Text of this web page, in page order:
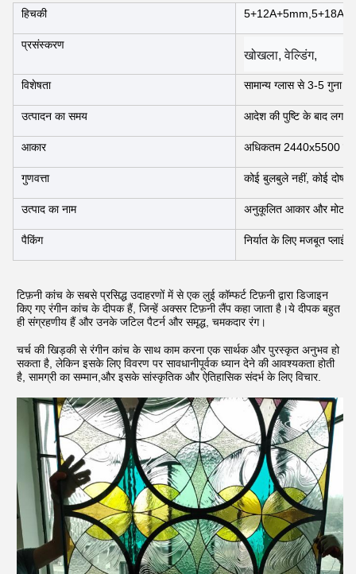
हिचकी
प्रसंस्करण
खोखला, वेल्डिंग,
विशेषता सामान्य ग्लास से 3-5 गुना
उत्पादन का समय आदेश की पुष्टि के बाद
आकार अधिकतम 2440x5500
गुणवत्ता कोई बुलबुले नहीं, कोई दोष
उत्पाद का नाम अनुकूलित आकार और मोटाई
पैकिंग निर्यात के लिए मजबूत
टिफ़नी कांच के सबसे प्रसिद्ध उदाहरणों में से एक लुई कॉम्फर्ट टिफ़नी द्वारा डिजाइन
किए गए रंगीन कांच के दीपक हैं, जिन्हें अक्सर टिफ़नी लैंप कहा जाता है।ये दीपक बहुत
ही संग्रहणीय हैं और उनके जटिल पैटर्न और समृद्ध, चमकदार रंग।
चर्च की खिड़की से रंगीन कांच के साथ काम करना एक सार्थक और पुरस्कृत अनुभव हो
सकता है, लेकिन इसके लिए विवरण पर सावधानीपूर्वक ध्यान देने की आवश्यकता होती
है, सामग्री का सम्मान,और इसके सांस्कृतिक और ऐतिहासिक संदर्भ के लिए विचार.